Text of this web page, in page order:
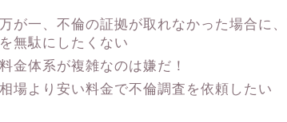
万が一、不倫の証拠が取れなかった場合に
を無駄にしたくない
料金体系が複雑なのは嫌だ！
相場より安い料金で不倫調査を依頼したい